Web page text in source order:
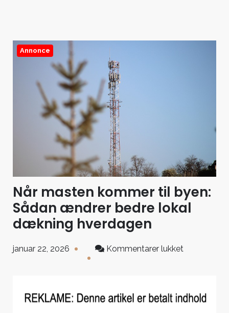
Annonce
Når masten kommer til byen:
Sådan ændrer bedre lokal
dækning hverdagen
januar 22, 2026 Kommentarer lukket
til